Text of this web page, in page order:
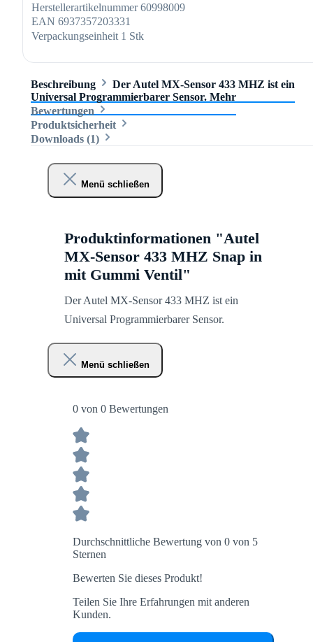
Herstellerartikelnummer 60998009
EAN 6937357203331
Verpackungseinheit 1 Stk
Beschreibung
Der Autel MX-Sensor 433 MHZ ist ein
Universal Programmierbarer Sensor. Mehr
Bewertungen
Produktsicherheit
Downloads (1)
Menü schließen
Produktinformationen "Autel
MX-Sensor 433 MHZ Snap in
mit Gummi Ventil"
Der Autel MX-Sensor 433 MHZ ist ein
Universal Programmierbarer Sensor.
Menü schließen
0 von 0 Bewertungen
Durchschnittliche Bewertung von 0 von 5
Sternen
Bewerten Sie dieses Produkt!
Teilen Sie Ihre Erfahrungen mit anderen
Kunden.